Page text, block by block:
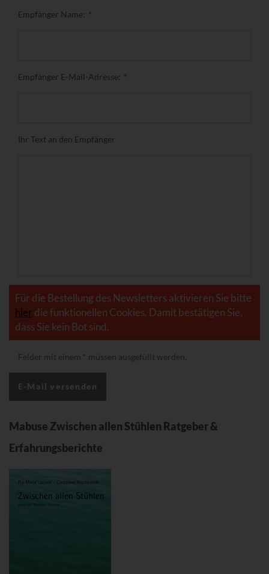
Empfänger Name:
Empfänger E-Mail-Adresse:
Ihr Text an den Empfänger
Für die Bestellung des Newsletters aktivieren Sie bitte
hier die funktionellen Cookies. Damit bestätigen Sie,
dass Sie kein Bot sind.
Felder mit einem müssen ausgefüllt werden.
Mabuse Zwischen allen Stühlen Ratgeber &
Erfahrungsberichte